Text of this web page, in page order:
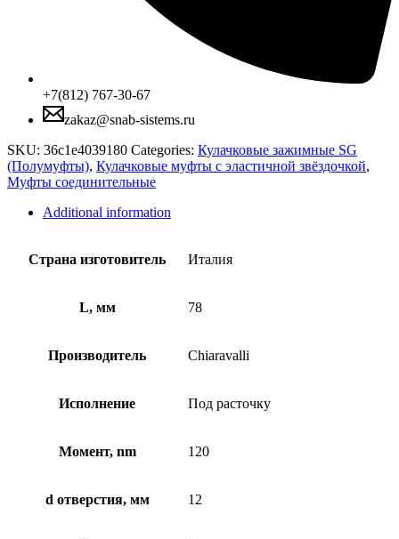
+7(812) 767-30-67
zakaz@snab-sistems.ru
SKU: 36c1e4039180 Categories: Кулачковые зажимные SG
(Полумуфты), Кулачковые муфты с эластичной звёздочкой,
Муфты соединительные
Additional information
Страна изготовитель Италия
L, мм 78
Производитель Chiaravalli
Исполнение Под расточку
Момент, nm 120
d отверстия, мм 12